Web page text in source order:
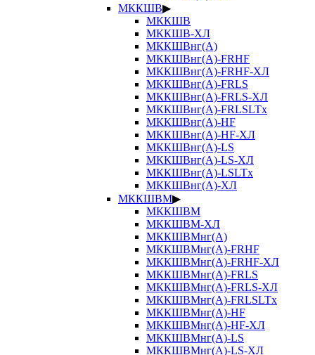
МККШВ▶
МККШВ
МККШВ-ХЛ
МККШВнг(А)
МККШВнг(А)-FRHF
МККШВнг(А)-FRHF-ХЛ
МККШВнг(А)-FRLS
МККШВнг(А)-FRLS-ХЛ
МККШВнг(А)-FRLSLTx
МККШВнг(А)-HF
МККШВнг(А)-HF-ХЛ
МККШВнг(А)-LS
МККШВнг(А)-LS-ХЛ
МККШВнг(А)-LSLTx
МККШВнг(А)-ХЛ
МККШВМ▶
МККШВМ
МККШВМ-ХЛ
МККШВМнг(А)
МККШВМнг(А)-FRHF
МККШВМнг(А)-FRHF-ХЛ
МККШВМнг(А)-FRLS
МККШВМнг(А)-FRLS-ХЛ
МККШВМнг(А)-FRLSLTx
МККШВМнг(А)-HF
МККШВМнг(А)-HF-ХЛ
МККШВМнг(А)-LS
МККШВМнг(А)-LS-ХЛ